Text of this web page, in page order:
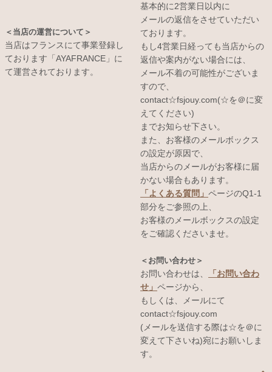
＜当店の運営について＞
当店はフランスにて事業登録し
ております「AYAFRANCE」に
て運営されております。
基本的に2営業日以内に
メールの返信をさせていただい
ております。
もし4営業日経っても当店からの
返信や案内がない場合には、
メール不着の可能性がございま
すので、
contact☆fsjouy.com(☆を＠に変
えてください)
までお知らせ下さい。
また、お客様のメールボックス
の設定が原因で、
当店からのメールがお客様に届
かない場合もあります。
「よくある質問」 ページのQ1-1
部分をご参照の上、
お客様のメールボックスの設定
をご確認くださいませ。
＜お問い合わせ＞
お問い合わせは、
「お問い合わ
せ」 ページから、
もしくは、メールにて
contact☆fsjouy.com
(メールを送信する際は☆を＠に
変えて下さいね)宛にお願いしま
す。